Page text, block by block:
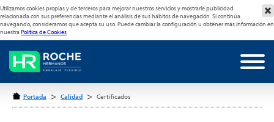
Utilizamos cookies propias y de terceros para mejorar nuestros servicios y mostrarle publicidad
relacionada con sus preferencias mediante el análisis de sus hábitos de navegación. Si continúa
navegando, consideramos que acepta su uso. Puede cambiar la configuración u obtener más información en
nuestraPolítica de Cookies
Portada > Calidad > Certificados